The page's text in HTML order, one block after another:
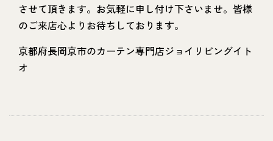
させて頂きます。お気軽に申し付け下さいませ。皆様
のご来店心よりお待ちしております。
京都府長岡京市のカーテン専門店ジョイリビングイト
オ